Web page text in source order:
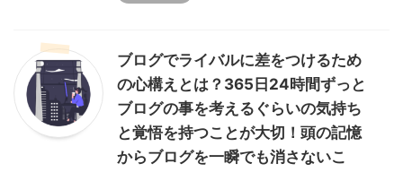
ブログでライバルに差をつけるため
の心構えとは？365日24時間ずっと
ブログの事を考えるぐらいの気持ち
と覚悟を持つことが大切！頭の記憶
からブログを一瞬でも消さないこ